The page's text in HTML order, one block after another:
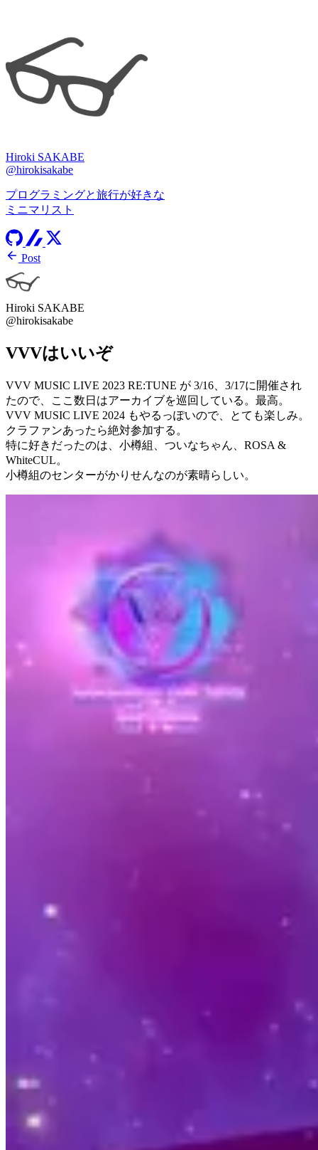
Hiroki SAKABE
@hirokisakabe
プログラミングと旅行が好きな
ミニマリスト
Post
Hiroki SAKABE
@hirokisakabe
VVVはいいぞ
VVV MUSIC LIVE 2023 RE:TUNE が 3/16、3/17に開催され
たので、ここ数日はアーカイブを巡回している。最高。
VVV MUSIC LIVE 2024 もやるっぽいので、とても楽しみ。
クラファンあったら絶対参加する。
特に好きだったのは、小樽組、ついなちゃん、ROSA &
WhiteCUL。
小樽組のセンターがかりせんなのが素晴らしい。